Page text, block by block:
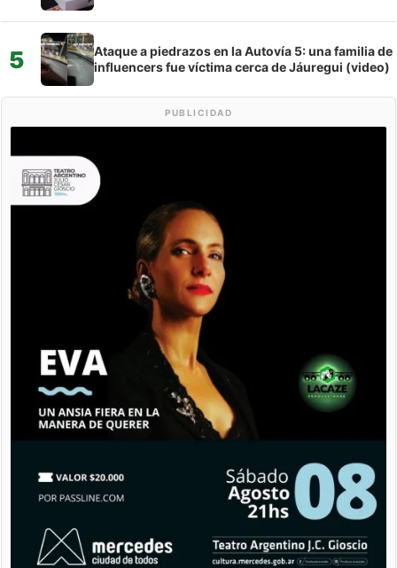
5
Ataque a piedrazos en la Autovía 5: una familia de
influencers fue víctima cerca de Jáuregui (video)
PUBLICIDAD